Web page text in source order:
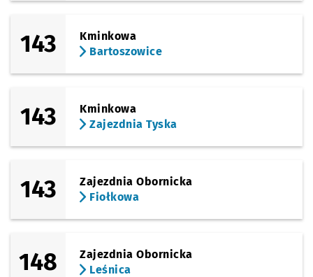
143
Kminkowa
Bartoszowice
143
Kminkowa
Zajezdnia Tyska
143
Zajezdnia Obornicka
Fiołkowa
148
Zajezdnia Obornicka
Leśnica